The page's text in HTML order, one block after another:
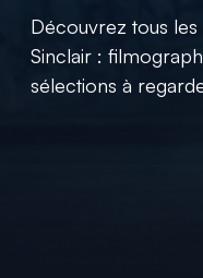
Découvrez tous
Sinclair :
sélections à